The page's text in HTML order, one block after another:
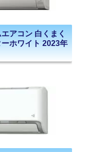
アコン 白くまく
ホワイト 2023年